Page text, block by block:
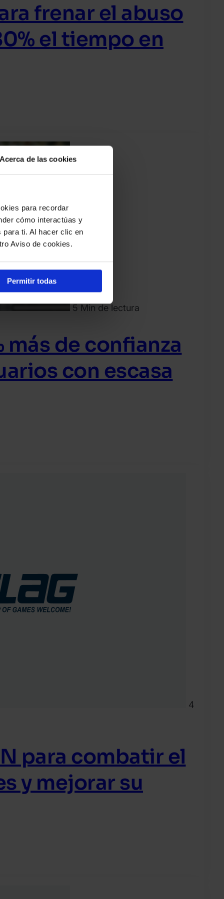
de las cookies
para recordar
cómo interactúas y
ti. Al hacer clic en
Aviso de cookies.
Permitir todas
frenar el abuso
el tiempo en
5 Min de lectura
más de confianza
con escasa
4
para combatir el
y mejorar su